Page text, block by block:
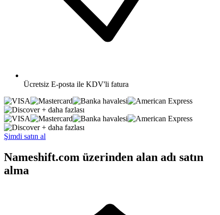
Ücretsiz E-posta ile KDV'li fatura
+ daha fazlası
+ daha fazlası
Şimdi satın al
Nameshift.com üzerinden alan adı satın
alma